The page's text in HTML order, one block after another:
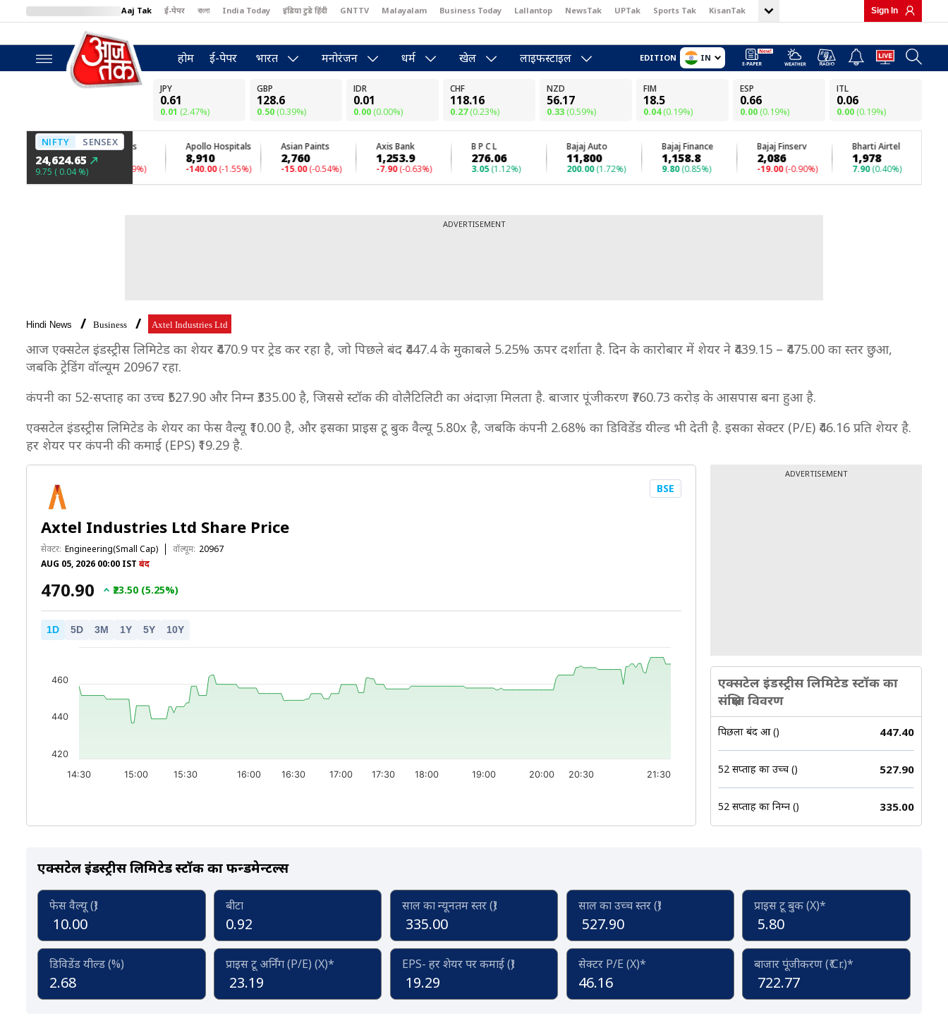
Aaj Tak ई-पेपर বাংলা India Today इंडिया टुडे हिंदी GNTTV Malayalam Business Today Lallantop NewsTak UPTak Sports Tak KisanTak
BT Bazaar
Sign In
होम ई-पेपर भारत मनोरंजन धर्म खेल लाइफस्टाइल EDITION IN
ADVERTISEMENT
Hindi News Business Axtel Industries Ltd
आज एक्सटेल इंडस्ट्रीस लिमिटेड का शेयर ₹470.9 पर ट्रेड कर रहा है, जो पिछले बंद ₹447.4 के मुकाबले 5.25% ऊपर दर्शाता है. दिन के कारोबार में शेयर ने ₹439.15 – ₹475.00 का स्तर छुआ,
जबकि ट्रेडिंग वॉल्यूम 20967 रहा.
कंपनी का 52-सप्ताह का उच्च ₹527.90 और निम्न ₹335.00 है, जिससे स्टॉक की वोलैटिलिटी का अंदाज़ा मिलता है. बाजार पूंजीकरण ₹760.73 करोड़ के आसपास बना हुआ है.
एक्सटेल इंडस्ट्रीस लिमिटेड के शेयर का फेस वैल्यू ₹10.00 है, और इसका प्राइस टू बुक वैल्यू 5.80x है, जबकि कंपनी 2.68% का डिविडेंड यील्ड भी देती है. इसका सेक्टर (P/E) ₹46.16 प्रति शेयर है.
हर शेयर पर कंपनी की कमाई (EPS) ₹19.29 है.
Axtel Industries Ltd Share Price
सेक्टर: Engineering(Small Cap) वॉल्यूम: 20967
AUG 05, 2026 00:00 IST बंद
BSE
₹470.90 ₹23.50 (5.25%)
1D 5D 3M 1Y 5Y 10Y
14:30 15:00 15:30 16:00 16:30 17:00 17:30 18:00 19:00 20:00 20:30 21:30
420
440
460
ADVERTISEMENT
एक्सटेल इंडस्ट्रीस लिमिटेड स्टॉक का
संक्षिप्त विवरण
पिछला बंद हुआ (₹) 447.40
52 सप्ताह का उच्च (₹) 527.90
52 सप्ताह का निम्न (₹) 335.00
एक्सटेल इंडस्ट्रीस लिमिटेड स्टॉक का फन्डमेन्टल्स
फेस वैल्यू (₹)
10.00
बीटा
0.92
साल का न्यूनतम स्तर (₹)
335.00
साल का उच्च स्तर (₹)
527.90
प्राइस टू बुक (X)*
5.80
डिविडेंड यील्ड (%)
2.68
प्राइस टू अर्निंग (P/E) (X)*
23.19
EPS- हर शेयर पर कमाई (₹)
19.29
सेक्टर P/E (X)*
46.16
बाजार पूंजीकरण (₹ Cr.)*
722.77